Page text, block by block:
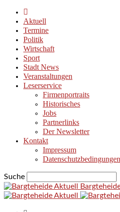
Aktuell
Termine
Politik
Wirtschaft
Sport
Stadt News
Veranstaltungen
Leserservice
Firmenportraits
Historisches
Jobs
Partnerlinks
Der Newsletter
Kontakt
Impressum
Datenschutzbedingungen
Suche